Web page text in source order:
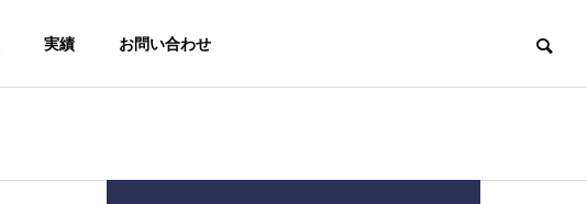
実績 お問い合わせ